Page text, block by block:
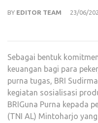
BY EDITOR TEAM 23/06/
Sebagai bentuk
keuangan bagi para
purna tugas, BRI
kegiatan sosialisasi
BRIGuna Purna kepada
(TNI AL) Mintoharjo